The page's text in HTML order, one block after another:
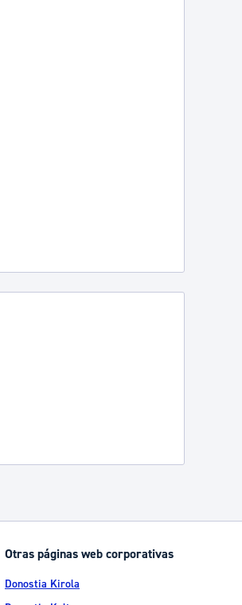
Otras páginas web corporativas
Donostia Kirola